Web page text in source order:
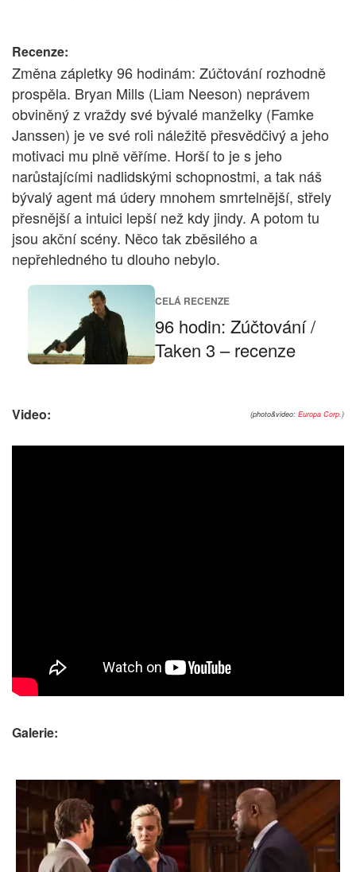
Recenze:
Změna zápletky 96 hodinám: Zúčtování rozhodně
prospěla. Bryan Mills (Liam Neeson) neprávem
obviněný z vraždy své bývalé manželky (Famke
Janssen) je ve své roli náležitě přesvědčivý a jeho
motivaci mu plně věříme. Horší to je s jeho
narůstajícími nadlidskými schopnostmi, a tak náš
bývalý agent má údery mnohem smrtelnější, střely
přesnější a intuici lepší než kdy jindy. A potom tu
jsou akční scény. Něco tak zběsilého a
nepřehledného tu dlouho nebylo.
CELÁ RECENZE
96 hodin: Zúčtování /
Taken 3 – recenze
(photo&video: Europa Corp.)
Video:
Galerie: